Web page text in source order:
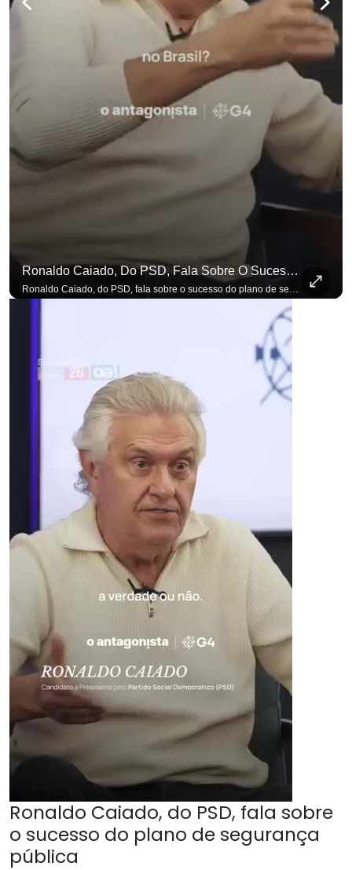
Ronaldo Caiado, Do PSD, Fala Sobre O Sucesso Do Plano De Segurança Pública
Ronaldo Caiado, do PSD, fala sobre
o sucesso do plano de segurança
pública